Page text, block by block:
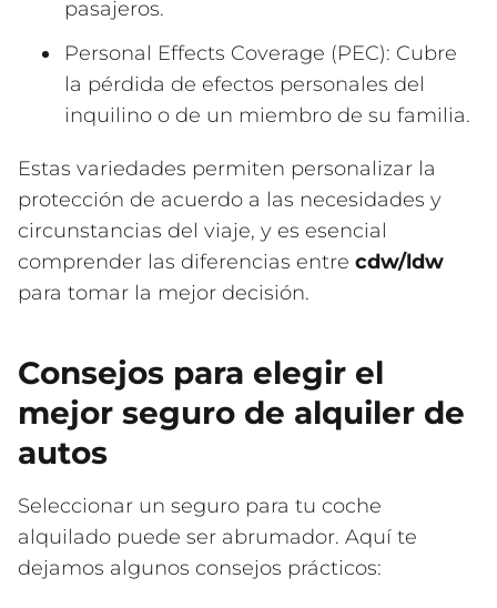
pasajeros.
Personal Effects Coverage (PEC): Cubre
la pérdida de efectos personales del
inquilino o de un miembro de su familia.
Estas variedades permiten personalizar la
protección de acuerdo a las necesidades y
circunstancias del viaje, y es esencial
comprender las diferencias entre cdw/ldw
para tomar la mejor decisión.
Consejos para elegir el
mejor seguro de alquiler de
autos
Seleccionar un seguro para tu coche
alquilado puede ser abrumador. Aquí te
dejamos algunos consejos prácticos: